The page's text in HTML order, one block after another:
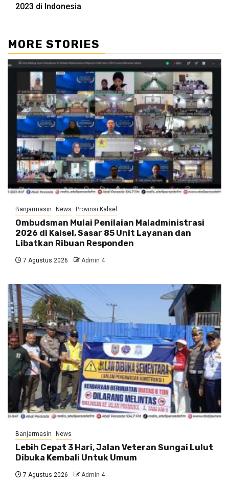
2023 di Indonesia
MORE STORIES
Banjarmasin News Provinsi Kalsel
Ombudsman Mulai Penilaian Maladministrasi
2026 di Kalsel, Sasar 85 Unit Layanan dan
Libatkan Ribuan Responden
7 Agustus 2026 Admin 4
Banjarmasin News
Lebih Cepat 3 Hari, Jalan Veteran Sungai Lulut
Dibuka Kembali Untuk Umum
7 Agustus 2026 Admin 4